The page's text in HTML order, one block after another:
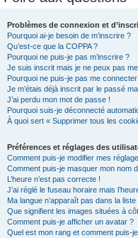
Problèmes de connexion et
Pourquoi ai-je besoin de m’inscrire ?
Qu’est-ce que la COPPA ?
Pourquoi ne puis-je pas m’inscrire ?
Je suis inscrit mais je ne peux pas
Pourquoi ne puis-je pas me
Je m’étais déjà inscrit par le passé
J’ai perdu mon mot de passe !
Pourquoi suis-je déconnecté
À quoi sert « Supprimer tous les
Préférences et réglages des
Comment puis-je modifier mes
Comment puis-je masquer mon nom
L’heure n’est pas correcte !
J’ai réglé le fuseau horaire mais
Ma langue n’apparaît pas dans la liste
Que signifient les images situées à
Comment puis-je afficher un avatar ?
Quel est mon rang et comment puis-